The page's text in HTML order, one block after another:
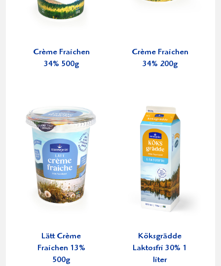
Crème Fraichen
34% 500g
Crème Fraichen
34% 200g
Lätt Crème
Fraichen 13%
500g
Köksgrädde
Laktosfri 30% 1
liter